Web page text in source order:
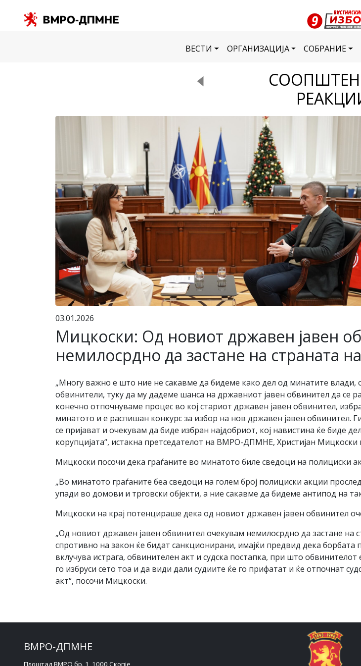
ВЕСТИ ОРГАНИЗАЦИЈА СОБРАНИЕ
03.01.2026
Мицкоски: Од новиот државен јавен
немилосрдно да застане на страната
„Многу важно е што ние не сакавме да бидеме како дел од минатите влади,
обвинители, туку да му дадеме шанса на државниот јавен обвинител да се
конечно отпочнуваме процес во кој стариот државен јавен обвинител,
минатото и е распишан конкурс за избор на нов државен јавен обвинител.
се пријават и очекувам да биде избран најдобриот, кој навистина ќе биде
корупцијата“, истакна претседателот на ВМРО-ДПМНЕ, Христијан Мицкоски
Мицкоски посочи дека граѓаните во минатото биле сведоци на полициски
„Во минатото граѓаните беа сведоци на голем број полициски акции
упади во домови и трговски објекти, а ние сакавме да бидеме антипод на
Мицкоски на крај потенцираше дека од новиот државен јавен обвинител
„Од новиот државен јавен обвинител очекувам немилосрдно да застане на
спротивно на закон ќе бидат санкционирани, имајќи предвид дека борбата
вклучува истрага, обвинителен акт и судска постапка, при што обвинителот
го избруси сето тоа и да види дали судиите ќе го прифатат и ќе отпочнат
акт“, посочи Мицкоски.
ВМРО-ДПМНЕ